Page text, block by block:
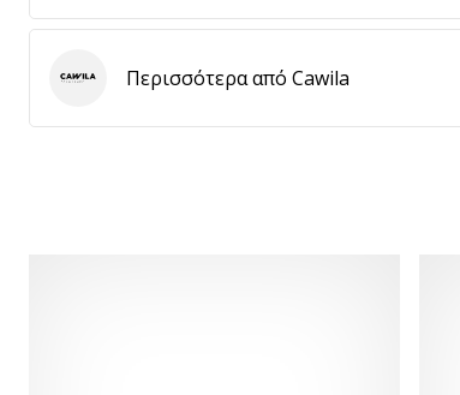
CawilaΠερισσότερα από Cawila